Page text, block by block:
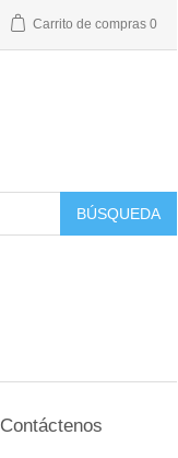
Carrito de compras 0
BÚSQUEDA
Contáctenos